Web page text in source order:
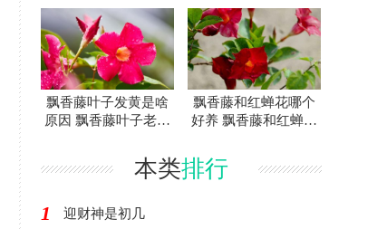
飘香藤叶子发黄是啥
原因 飘香藤叶子老黄
飘香藤和红蝉花哪个
好养 飘香藤和红蝉花
本类排行
1 迎财神是初几